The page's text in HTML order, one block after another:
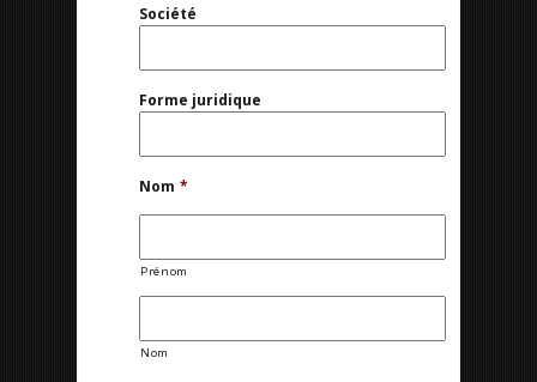
Société
Forme juridique
Nom *
Prénom
Nom